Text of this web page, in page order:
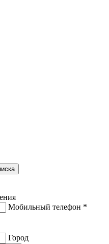
Мобильный телефон *
Город